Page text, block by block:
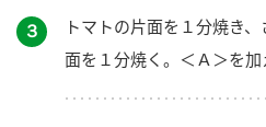
３
トマトの片面を１分焼き
面を１分焼く。＜Ａ＞を加